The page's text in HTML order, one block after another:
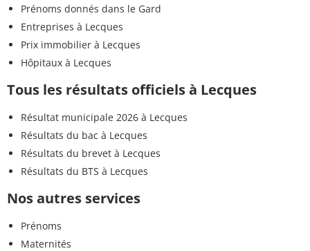
Prénoms donnés dans le Gard
Entreprises à Lecques
Prix immobilier à Lecques
Hôpitaux à Lecques
Tous les résultats officiels à Lecques
Résultat municipale 2026 à Lecques
Résultats du bac à Lecques
Résultats du brevet à Lecques
Résultats du BTS à Lecques
Nos autres services
Prénoms
Maternités